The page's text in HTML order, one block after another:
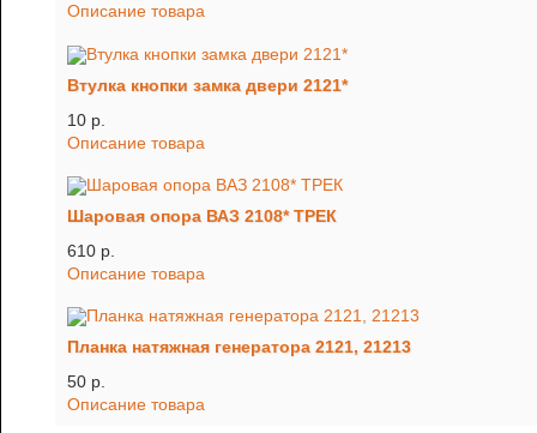
Описание товара
Втулка кнопки замка двери 2121*
10 p.
Описание товара
Шаровая опора ВАЗ 2108* ТРЕК
610 p.
Описание товара
Планка натяжная генератора 2121, 21213
50 p.
Описание товара